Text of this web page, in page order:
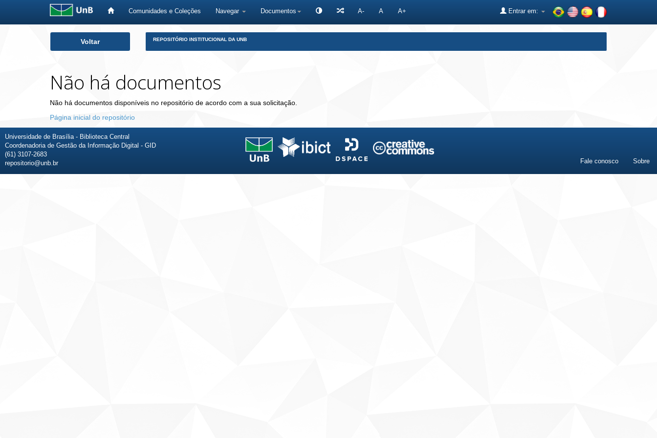
Comunidades e Coleções Navegar Documentos A- A A+ Entrar em:
Voltar REPOSITÓRIO INSTITUCIONAL DA UNB
Não há documentos
Não há documentos disponíveis no repositório de acordo com a sua solicitação.
Página inicial do repositório
Universidade de Brasília - Biblioteca Central
Coordenadoria de Gestão da Informação Digital - GID
(61) 3107-2683
repositorio@unb.br
Fale conosco Sobre